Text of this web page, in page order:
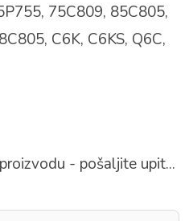
75C809, 85C805,
C6K, C6KS, Q6C,
- pošaljite upit...